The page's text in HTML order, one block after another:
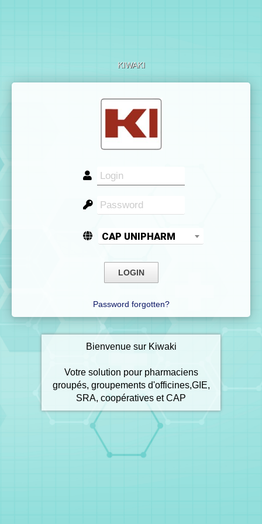
KIWAKI
CAP UNIPHARM
Password forgotten?
Bienvenue sur Kiwaki
Votre solution pour pharmaciens
groupés, groupements d'officines,GIE,
SRA, coopératives et CAP